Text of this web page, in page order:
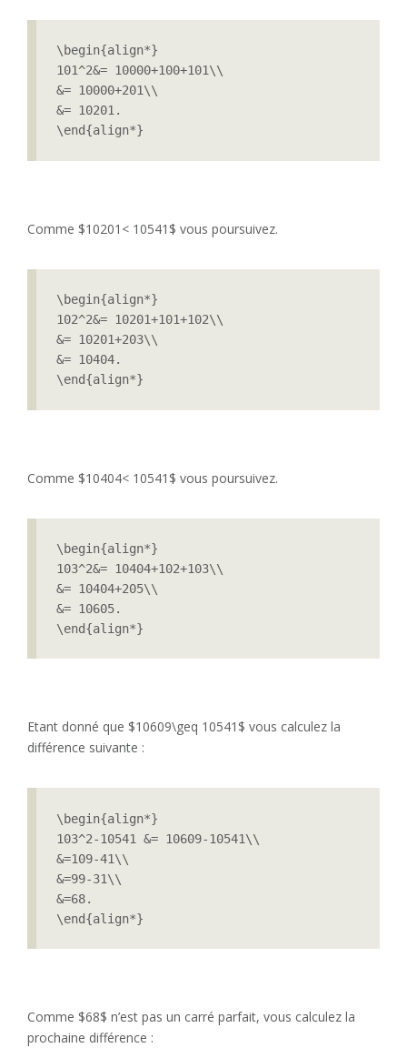
\begin{align*}
101^2&= 10000+100+101\\
&= 10000+201\\
&= 10201.
\end{align*}
Comme $10201< 10541$ vous poursuivez.
\begin{align*}
102^2&= 10201+101+102\\
&= 10201+203\\
&= 10404.
\end{align*}
Comme $10404< 10541$ vous poursuivez.
\begin{align*}
103^2&= 10404+102+103\\
&= 10404+205\\
&= 10605.
\end{align*}
Etant donné que $10609\geq 10541$ vous calculez la
différence suivante :
\begin{align*}
103^2-10541 &= 10609-10541\\
&=109-41\\
&=99-31\\
&=68.
\end{align*}
Comme $68$ n’est pas un carré parfait, vous calculez la
prochaine différence :